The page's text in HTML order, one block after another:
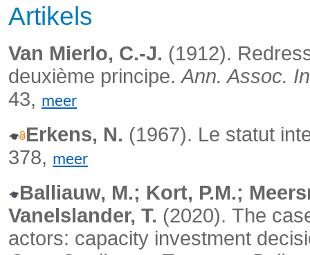
Artikels
Van Mierlo, C.-J. (1912).
deuxième principe.Ann. Assoc.
43, meer
Erkens, N. (1967). Le statut
378, meer
Balliauw, M.; Kort, P.M.;
Vanelslander, T. (2020). The
actors: capacity investment